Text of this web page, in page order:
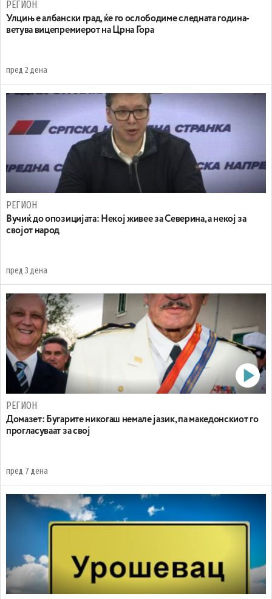
РЕГИОН
Улцињ е албански град, ќе го ослободиме следната година-
ветува вицепремиерот на Црна Гора
пред 2 дена
РЕГИОН
Вучиќ до опозицијата: Некој живее за Северина, а некој за
својот народ
пред 3 дена
РЕГИОН
Домазет: Бугарите никогаш немале јазик, па македонскиот го
прогласуваат за свој
пред 7 дена